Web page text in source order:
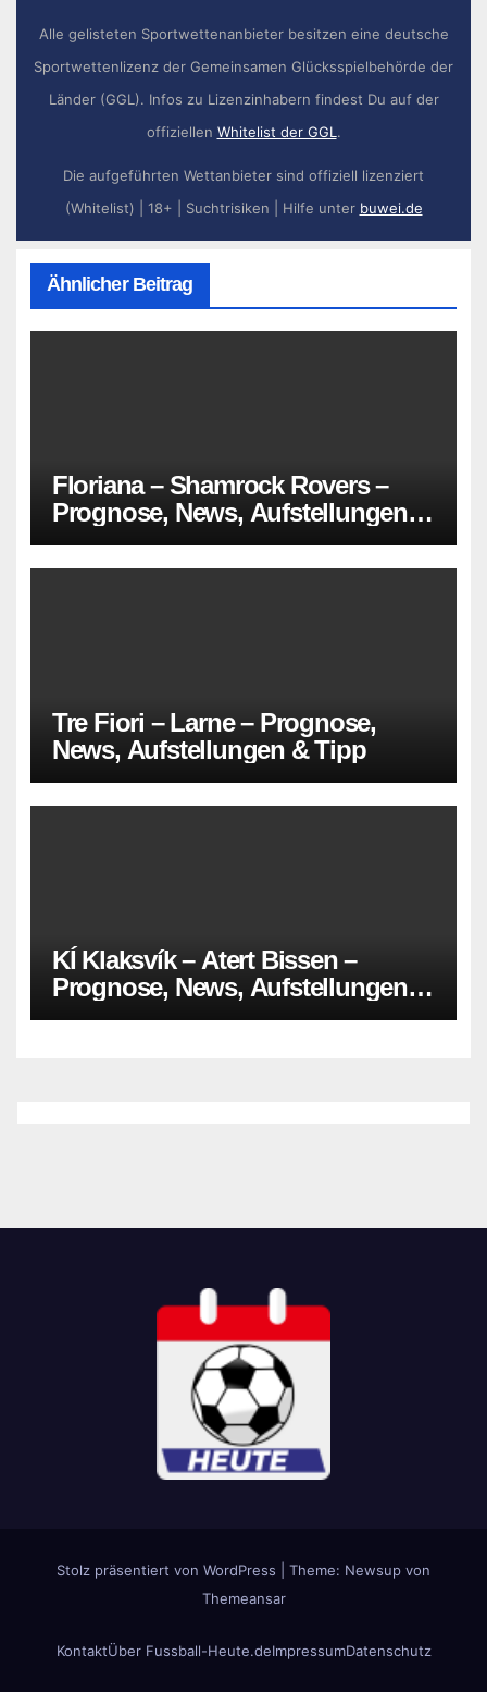
Alle gelisteten Sportwettenanbieter besitzen eine deutsche
Sportwettenlizenz der Gemeinsamen Glücksspielbehörde der
Länder (GGL). Infos zu Lizenzinhabern findest Du auf der
offiziellen Whitelist der GGL .
Die aufgeführten Wettanbieter sind offiziell lizenziert
(Whitelist) | 18+ | Suchtrisiken | Hilfe unter buwei.de
Ähnlicher Beitrag
Floriana – Shamrock Rovers –
Prognose, News, Aufstellungen &
Tipp
Tre Fiori – Larne – Prognose,
News, Aufstellungen & Tipp
KÍ Klaksvík – Atert Bissen –
Prognose, News, Aufstellungen &
Tipp
Stolz präsentiert von WordPress
Theme: Newsup von
Themeansar
KontaktÜber Fussball-Heute.deImpressumDatenschutz